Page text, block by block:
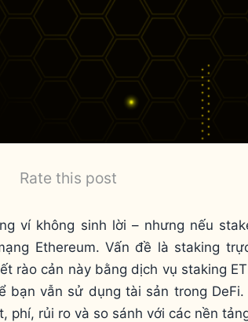
Rate this post
ví không sinh lời – nhưng nếu
Ethereum. Vấn đề là staking
rào cản này bằng dịch vụ staking
bạn vẫn sử dụng tài sản trong
phí, rủi ro và so sánh với các nền